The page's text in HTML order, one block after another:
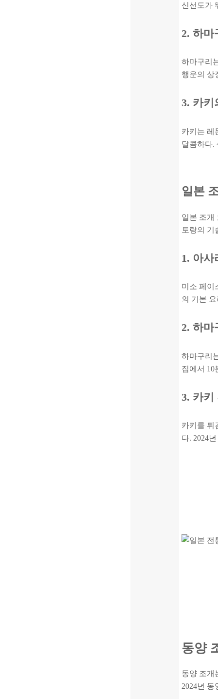
신선도가
2. 하마
하마구리
행운의 상
3. 카키
카키는 레
달콤하다.
일본
일본 조개
토랑의 기
1. 아사
미소 페이
의 기본
2. 하마
하마구리
집에서 10
3. 카키
카키를 튀
다. 2024
동양
동양 조개
2024년